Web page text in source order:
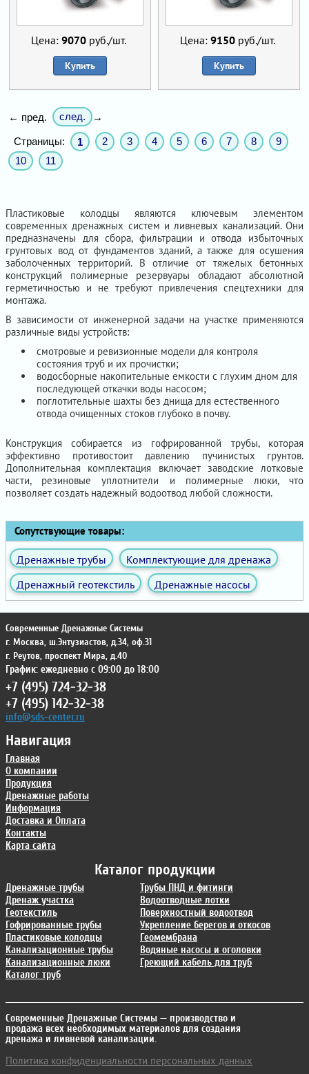
Цена: 9070руб./шт.
Купить
Цена: 9150руб./шт.
Купить
← пред. след. →
Страницы: 1 2 3 4 5 6 7 8
9
10
11
Пластиковые колодцы являются ключевым элементом
современных дренажных систем и ливневых канализаций. Они
предназначены для сбора, фильтрации и отвода избыточных
грунтовых вод от фундаментов зданий, а также для осушения
заболоченных территорий. В отличие от тяжелых бетонных
конструкций полимерные резервуары обладают абсолютной
герметичностью и не требуют привлечения спецтехники для
монтажа.
В зависимости от инженерной задачи на участке применяются
различные виды устройств:
смотровые и ревизионные модели для контроля
состояния труб и их прочистки;
водосборные накопительные емкости с глухим дном для
последующей откачки воды насосом;
поглотительные шахты без днища для естественного
отвода очищенных стоков глубоко в почву.
Конструкция собирается из гофрированной трубы, которая
эффективно противостоит давлению пучинистых грунтов.
Дополнительная комплектация включает заводские лотковые
части, резиновые уплотнители и полимерные люки, что
позволяет создать надежный водоотвод любой сложности.
Сопутствующие товары:
Дренажные трубы
Комплектующие для дренажа
Дренажный геотекстиль
Дренажные насосы
Каталог продукции
Дренажные трубы
Дренаж участка
Геотекстиль
Гофрированные трубы
Пластиковые колодцы
Канализационные трубы
Канализационные люки
Каталог труб
Трубы ПНД и фитинги
Водоотводные лотки
Поверхностный водоотвод
Укрепление берегов и откосов
Геомембрана
Водяные насосы и оголовки
Греющий кабель для труб
Навигация
Главная
О компании
Продукция
Дренажные работы
Информация
Доставка и Оплата
Контакты
Карта сайта
Современные Дренажные Системы
г. Москва, ш.Энтузиастов, д.34, оф.31
г. Реутов, проспект Мира, д.40
График: ежедневно с 09:00 до 18:00
+7 (495) 724-32-38
+7 (495) 142-32-38
info@sds-center.ru
Современные Дренажные Системы — производство и
продажа всех необходимых материалов для создания
дренажа и ливневой канализации.
Политика конфиденциальности персональных данных